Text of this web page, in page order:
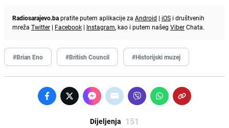
Radiosarajevo.bapratite putem aplikacije za Android | iOS i društvenih
mreža Twitter | Facebook | Instagram, kao i putem našeg ViberChata.
#Brian Eno #British Council #Historijski muzej
Dijeljenja 151